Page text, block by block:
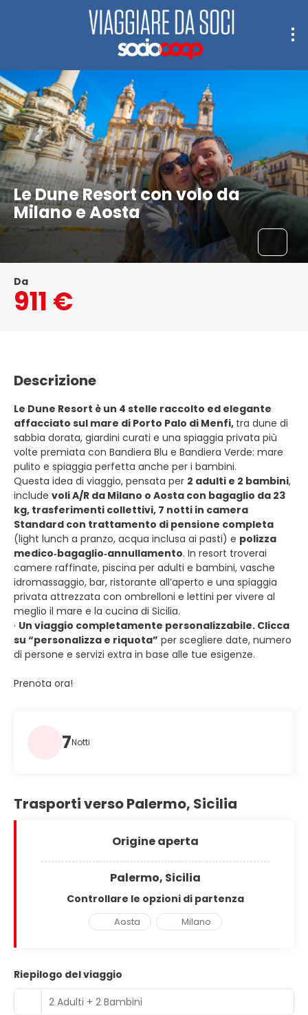
Le Dune Resort con volo da
Milano e Aosta
Da
911 €
Descrizione
Le Dune Resort è un 4 stelle raccolto ed elegante
affacciato sul mare di Porto Palo di Menfi, tra dune di
sabbia dorata, giardini curati e una spiaggia privata più
volte premiata con Bandiera Blu e Bandiera Verde: mare
pulito e spiaggia perfetta anche per i bambini.
Questa idea di viaggio, pensata per 2 adulti e 2 bambini,
include voli A/R da Milano o Aosta con bagaglio da 23
kg, trasferimenti collettivi, 7 notti in camera
Standard con trattamento di pensione completa
(light lunch a pranzo, acqua inclusa ai pasti) e polizza
medico‑bagaglio‑annullamento. In resort troverai
camere raffinate, piscina per adulti e bambini, vasche
idromassaggio, bar, ristorante all’aperto e una spiaggia
privata attrezzata con ombrelloni e lettini per vivere al
meglio il mare e la cucina di Sicilia.
· Un viaggio completamente personalizzabile. Clicca
su “personalizza e riquota” per scegliere date, numero
di persone e servizi extra in base alle tue esigenze.
Prenota ora!
7Notti
Trasporti verso Palermo, Sicilia
Origine aperta
Palermo, Sicilia
Controllare le opzioni di partenza
Aosta Milano
Riepilogo del viaggio
2 Adulti + 2 Bambini